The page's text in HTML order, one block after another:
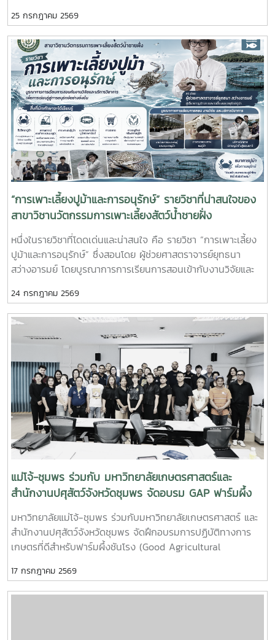
งานภาคีเครือข่ายเป็นระยะเวลา 4 เดือน เพื่อให้นักศึกษาได้เรียนรู้
จากประสบการณ์ตรง ควบคู่กับการนำองค์ความรู้จากห้องเรียนไป
ประยุกต์ใช้ในการทำงานจริงทั้งนี้ สหกิจศึกษาเป็นส่วนสำคัญของ
การจัดการเรียนการสอน ที่มุ่งเน้นการผลิตบัณฑิตให้มีความพร้อม
ทั้งด้านวิชาการและวิชาชีพ นักศึกษาจะได้ฝึกทักษะการทำงานใน
สภาพแวดล้อมจริง เรียนรู้การแก้ไขปัญหาเฉพาะหน้า อดทน สู้งาน
ซื่อสัตย์ มีสัมมาคารวะ ทำงานร่วมกับผู้อื่นได้ และการปรับตัวให้เข้า
กับองค์กร ตลอดจนพัฒนาทักษะวิชาชีพด้านการเพาะเลี้ยงสัตว์น้ำ
ชายฝั่ง ให้สอดคล้องกับความต้องการของภาคอุตสาหกรรมการ
ผลิตสัตว์น้ำและอื่นๆที่เกี่ยวข้อง
25 กรกฎาคม 2569
“การเพาะเลี้ยงปูม้าและการอนุรักษ์” รายวิชาที่น่าสนใจของ
สาขาวิชานวัตกรรมการเพาะเลี้ยงสัตว์น้ำชายฝั่ง
หนึ่งในรายวิชาที่โดดเด่นและน่าสนใจ คือ รายวิชา “การเพาะเลี้ยง
ปูม้าและการอนุรักษ์” ซึ่งสอนโดย ผู้ช่วยศาสตราจารย์ยุทธนา
สว่างอารมย์ โดยบูรณาการการเรียนการสอนเข้ากับงานวิจัยและ
และภาคปฏิบัติ ตั้งแต่ชีววิทยาและวงจรชีวิตของปูม้า การเพาะเลี้ยง
การจัดการทรัพยากรสัตว์น้ำ ตลอดจนแนวทางการอนุรักษ์และการ
ฟื้นฟูทรัพยากรปูม้าในพื้นที่ชายฝั่งนักศึกษาจะได้ลงพื้นที่ปฏิบัติ
งานจริง ร่วมศึกษาวิจัยและทำกิจกรรมบริการวิชาการกับชุมชน
ภาคีเครือข่าย และหน่วยงานที่เกี่ยวข้อง เพื่อแลกเปลี่ยนองค์ความ
รู้และร่วมกันพัฒนาแนวทางการอนุรักษ์ทรัพยากรทางทะเล อัน
เป็นการสร้างประสบการณ์การเรียนรู้จากสถานการณ์จริง พร้อม
ปลูกฝังความรับผิดชอบต่อสังคมและสิ่งแวดล้อม
24 กรกฎาคม 2569
แม่โจ้-ชุมพร ร่วมกับ มหาวิทยาลัยเกษตรศาสตร์และ
สำนักงานปศุสัตว์จังหวัดชุมพร จัดอบรม GAP ฟาร์มผึ้ง
ชันโรง ยกระดับมาตรฐานการเลี้ยงสู่การพัฒนาเศรษฐกิจ
ชุมชนอย่างยั่งยืน
มหาวิทยาลัยแม่โจ้-ชุมพร ร่วมกับมหาวิทยาลัยเกษตรศาสตร์ และ
สำนักงานปศุสัตว์จังหวัดชุมพร จัดฝึกอบรมการปฏิบัติทางการ
เกษตรที่ดีสำหรับฟาร์มผึ้งชันโรง (Good Agricultural
กรกฎาคม พ.ศ. 2569 ณ ห้องประชุมชั้นดาดฟ้า อาคารบุญรอด
ศุภอุดมฤกษ์ มหาวิทยาลัยแม่โจ้-ชุมพรในการนี้ ดร.ฐิระ ทองเหลือ
17 กรกฎาคม 2569